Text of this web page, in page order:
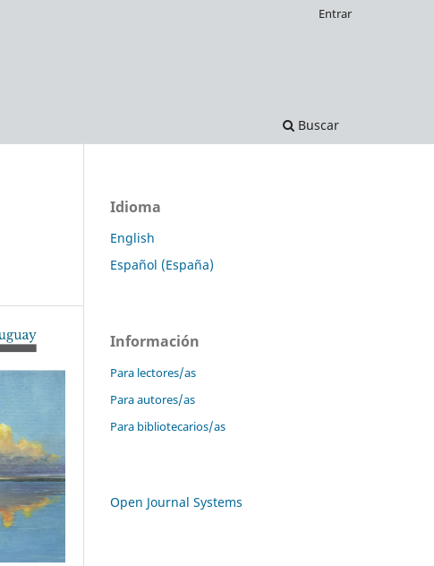
Buscar
Entrar
Idioma
English
Español (España)
Información
Para lectores/as
Para autores/as
Para bibliotecarios/as
Open Journal Systems